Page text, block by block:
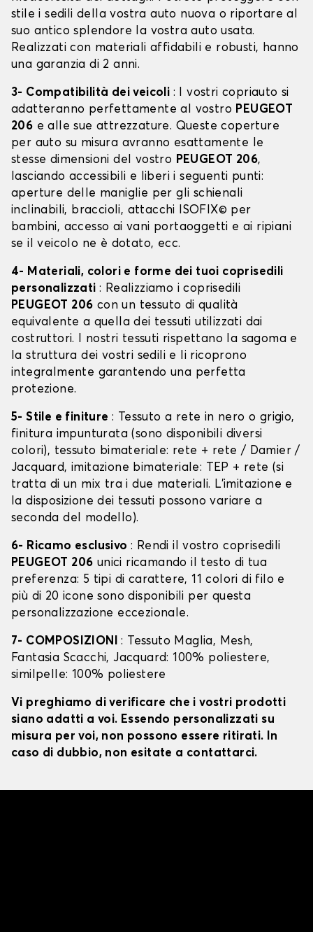
stile i sedili della vostra auto nuova o riportare al
suo antico splendore la vostra auto usata.
Realizzati con materiali affidabili e robusti, hanno
una garanzia di 2 anni.
3- Compatibilità dei veicoli : I vostri copriauto si
adatteranno perfettamente al vostro PEUGEOT
206 e alle sue attrezzature. Queste coperture
per auto su misura avranno esattamente le
stesse dimensioni del vostro PEUGEOT 206,
lasciando accessibili e liberi i seguenti punti:
aperture delle maniglie per gli schienali
inclinabili, braccioli, attacchi ISOFIX© per
bambini, accesso ai vani portaoggetti e ai ripiani
se il veicolo ne è dotato, ecc.
4- Materiali, colori e forme dei tuoi coprisedili
personalizzati: Realizziamo i coprisedili
PEUGEOT 206 con un tessuto di qualità
equivalente a quella dei tessuti utilizzati dai
costruttori. I nostri tessuti rispettano la sagoma e
la struttura dei vostri sedili e li ricoprono
integralmente garantendo una perfetta
protezione.
5- Stile e finiture : Tessuto a rete in nero o grigio,
finitura impunturata (sono disponibili diversi
colori), tessuto bimateriale: rete + rete / Damier /
Jacquard, imitazione bimateriale: TEP + rete (si
tratta di un mix tra i due materiali. L'imitazione e
la disposizione dei tessuti possono variare a
seconda del modello).
6- Ricamo esclusivo : Rendi il vostro coprisedili
PEUGEOT 206 unici ricamando il testo di tua
preferenza: 5 tipi di carattere, 11 colori di filo e
più di 20 icone sono disponibili per questa
personalizzazione eccezionale.
7- COMPOSIZIONI: Tessuto Maglia, Mesh,
Fantasia Scacchi, Jacquard: 100% poliestere,
similpelle: 100% poliestere
Vi preghiamo di verificare che i vostri prodotti
siano adatti a voi. Essendo personalizzati su
misura per voi, non possono essere ritirati. In
caso di dubbio, non esitate a contattarci.